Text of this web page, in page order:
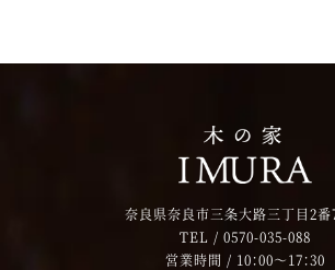
奈良県奈良市三条大路三丁目2番
TEL / 0570-035-088
営業時間 / 10：00～17：30